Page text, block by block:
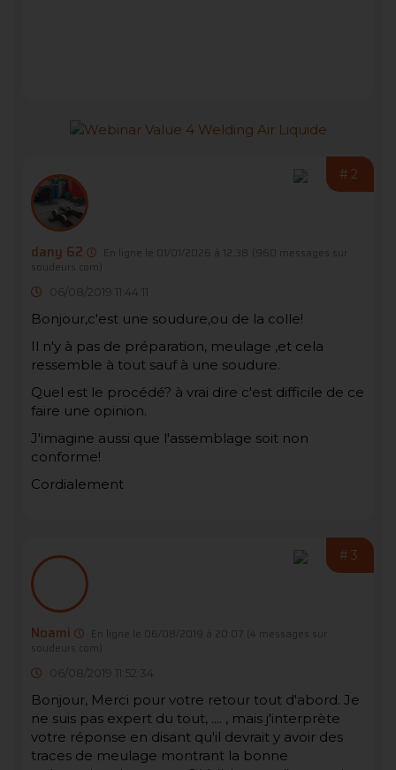
#2
dany 62 En ligne le 01/01/2026 à 12:38
(960 messages sur
soudeurs.com)
06/08/2019 11:44:11
Bonjour,c'est une soudure,ou de la colle!
Il n'y à pas de préparation, meulage ,et cela
ressemble à tout sauf à une soudure.
Quel est le procédé? à vrai dire c'est difficile de ce
faire une opinion.
J'imagine aussi que l'assemblage soit non
conforme!
Cordialement
#3
Noami En ligne le 06/08/2019 à 20:07
(4 messages sur
soudeurs.com)
06/08/2019 11:52:34
Bonjour, Merci pour votre retour tout d'abord. Je
ne suis pas expert du tout, .... , mais j'interprète
votre réponse en disant qu'il devrait y avoir des
traces de meulage montrant la bonne